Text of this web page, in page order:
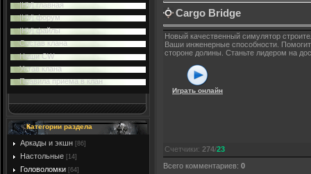
|HV| главная
|HV| форум
|HV| файлы
Cостав клана
Наши CW
Устав клана
Правила приема в клан
Категории раздела
Аркады и экшн [86]
Настольные [14]
Головоломки [64]
Cargo Bridge
Новый качественный симулятор
Ваши инженерные способности.
стороне долины. Станьте лидером на
Играть онлайн
Счетчики: 274/23
Всего комментариев: 0